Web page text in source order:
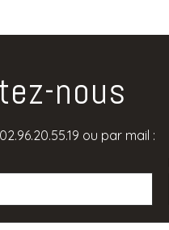
nous
ou par mail :